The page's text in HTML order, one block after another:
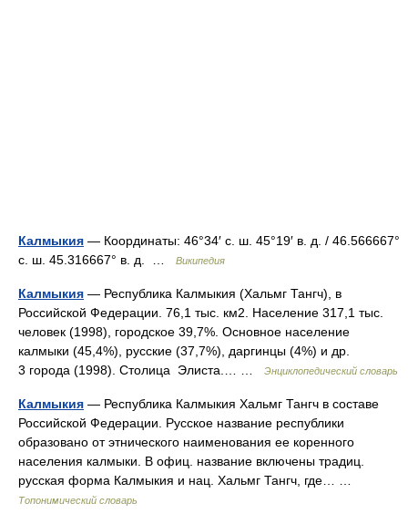
Калмыкия — Координаты: 46°34′ с. ш. 45°19′ в. д. / 46.566667°
с. ш. 45.316667° в. д. …
Википедия
Калмыкия — Республика Калмыкия (Хальмг Тангч), в
Российской Федерации. 76,1 тыс. км2. Население 317,1 тыс.
человек (1998), городское 39,7%. Основное население
калмыки (45,4%), русские (37,7%), даргинцы (4%) и др.
3 города (1998). Столица Элиста.… …
Энциклопедический словарь
Калмыкия — Республика Калмыкия Хальмг Тангч в составе
Российской Федерации. Русское название республики
образовано от этнического наименования ее коренного
населения калмыки. В офиц. название включены традиц.
русская форма Калмыкия и нац. Хальмг Тангч, где… …
Топонимический словарь